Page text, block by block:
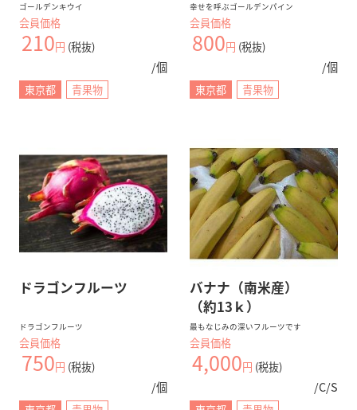
ゴールデンキウイ
会員価格
210円 (税抜)
/個
東京都 青果物
幸せを呼ぶゴールデンパイン
会員価格
800円 (税抜)
/個
東京都 青果物
ドラゴンフルーツ
ドラゴンフルーツ
会員価格
750円 (税抜)
/個
バナナ（南米産）
（約13ｋ）
最もなじみの深いフルーツです
会員価格
4,000円 (税抜)
/C/S